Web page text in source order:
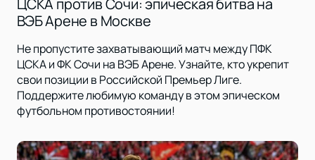
ВЭБ Арене в Москве
Не пропустите захватывающий матч между ПФК
ЦСКА и ФК Сочи на ВЭБ Арене. Узнайте, кто укрепит
свои позиции в Российской Премьер Лиге.
Поддержите любимую команду в этом эпическом
футбольном противостоянии!